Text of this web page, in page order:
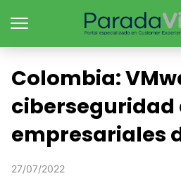
Colombia:
ciberseguridad
empresariales
27/07/2022